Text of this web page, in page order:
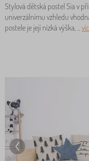
Stylová dětská postel Sia v
univerzálnímu vzhledu
postele je její nízká výška, ..